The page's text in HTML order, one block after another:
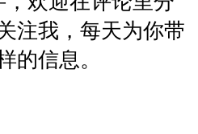
注我，每天为你带
的信息。